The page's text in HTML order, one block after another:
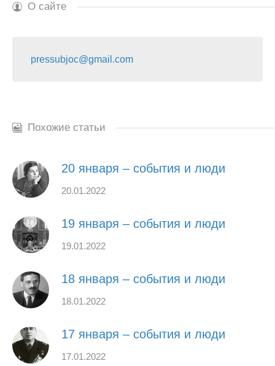
О сайте
pressubjoc@gmail.com
Похожие статьи
20 января – события и люди
20.01.2022
19 января – события и люди
19.01.2022
18 января – события и люди
18.01.2022
17 января – события и люди
17.01.2022